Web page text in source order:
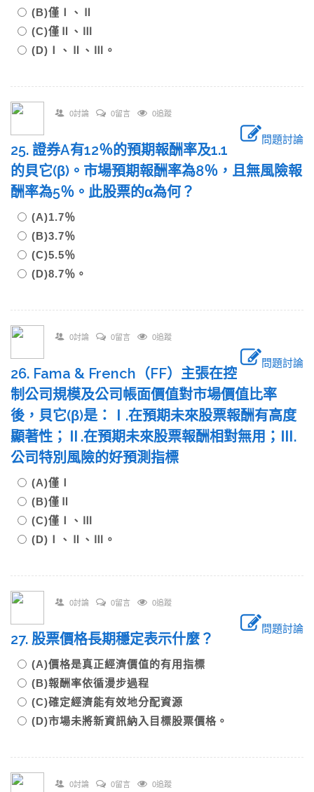
(B)僅Ⅰ、Ⅱ
(C)僅Ⅱ、Ⅲ
(D)Ⅰ、Ⅱ、Ⅲ。
0討論 0留言 0追蹤
問題討論
25. 證券A有12％的預期報酬率及1.1
的貝它(β)。市場預期報酬率為8％，且無風險報
酬率為5％。此股票的α為何？
(A)1.7％
(B)3.7％
(C)5.5％
(D)8.7％。
0討論 0留言 0追蹤
問題討論
26. Fama & French（FF）主張在控
制公司規模及公司帳面價值對市場價值比率
後，貝它(β)是：Ⅰ.在預期未來股票報酬有高度
顯著性；Ⅱ.在預期未來股票報酬相對無用；Ⅲ.
公司特別風險的好預測指標
(A)僅Ⅰ
(B)僅Ⅱ
(C)僅Ⅰ、Ⅲ
(D)Ⅰ、Ⅱ、Ⅲ。
0討論 0留言 0追蹤
問題討論
27. 股票價格長期穩定表示什麼？
(A)價格是真正經濟價值的有用指標
(B)報酬率依循漫步過程
(C)確定經濟能有效地分配資源
(D)市場未將新資訊納入目標股票價格。
0討論 0留言 0追蹤